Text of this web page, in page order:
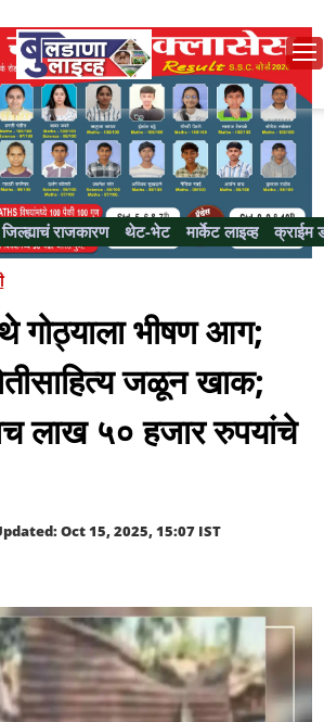
जिल्ह्याचं राजकारण थेट-भेट मार्केट लाइव्ह क्राईम
गोठ्याला भीषण आग;
जळून खाक;
लाख ५० हजार रुपयांचे
Oct 15, 2025, 15:07 IST